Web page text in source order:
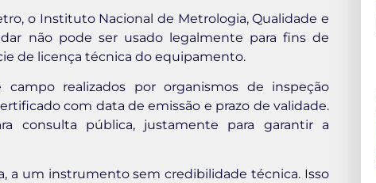
o Instituto Nacional de Metrologia, Qualidade e
não pode ser usado legalmente para fins de
de licença técnica do equipamento.
realizados por organismos de inspeção
com data de emissão e prazo de validade.
consulta pública, justamente para garantir a
a um instrumento sem credibilidade técnica. Isso